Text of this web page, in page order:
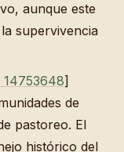
aunque este
supervivencia
14753648]
de
pastoreo. El
histórico del